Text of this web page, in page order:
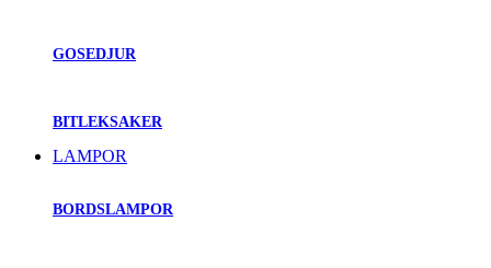
GOSEDJUR
BITLEKSAKER
LAMPOR
BORDSLAMPOR